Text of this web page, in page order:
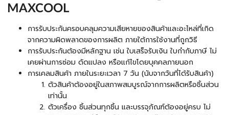
MAXCOOL
การรับประกันครอบคลุมความเสียหายของสินค้าและอะไหล่ที่เกิด
จากความผิดพลาดของการผลิต ภายใต้การใช้งานที่ถูกวิธี
การรับประกันต้องมีหลักฐาน เช่น ใบเสร็จรับเงิน ใบกำกับภาษี ไม่
เคยผ่านการซ่อม ดัดแปลง หรือแก้ไขโดยบุคคลภายนอก
การเคลมสินค้า ภายในระยะเวลา 7 วัน (นับจากวันที่ได้รับสินค้า)
ตัวสินค้าต้องอยู่ในสภาพสมบูรณ์จากการผลิตหรือชิ้นส่วน
เท่านั้น
ตัวเครื่อง ชิ้นส่วนทุกชิ้น และบรรจุภัณฑ์ต้องอยู่ครบ ไม่